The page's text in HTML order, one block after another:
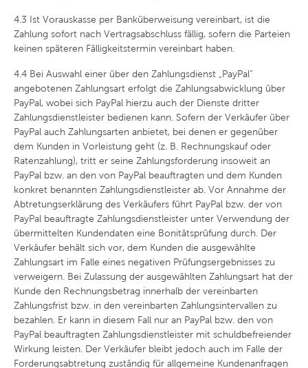
4.3 Ist Vorauskasse per Banküberweisung vereinbart, ist die
Zahlung sofort nach Vertragsabschluss fällig, sofern die Parteien
keinen späteren Fälligkeitstermin vereinbart haben.
4.4 Bei Auswahl einer über den Zahlungsdienst „PayPal“
angebotenen Zahlungsart erfolgt die Zahlungsabwicklung über
PayPal, wobei sich PayPal hierzu auch der Dienste dritter
Zahlungsdienstleister bedienen kann. Sofern der Verkäufer über
PayPal auch Zahlungsarten anbietet, bei denen er gegenüber
dem Kunden in Vorleistung geht (z. B. Rechnungskauf oder
Ratenzahlung), tritt er seine Zahlungsforderung insoweit an
PayPal bzw. an den von PayPal beauftragten und dem Kunden
konkret benannten Zahlungsdienstleister ab. Vor Annahme der
Abtretungserklärung des Verkäufers führt PayPal bzw. der von
PayPal beauftragte Zahlungsdienstleister unter Verwendung der
übermittelten Kundendaten eine Bonitätsprüfung durch. Der
Verkäufer behält sich vor, dem Kunden die ausgewählte
Zahlungsart im Falle eines negativen Prüfungsergebnisses zu
verweigern. Bei Zulassung der ausgewählten Zahlungsart hat der
Kunde den Rechnungsbetrag innerhalb der vereinbarten
Zahlungsfrist bzw. in den vereinbarten Zahlungsintervallen zu
bezahlen. Er kann in diesem Fall nur an PayPal bzw. den von
PayPal beauftragten Zahlungsdienstleister mit schuldbefreiender
Wirkung leisten. Der Verkäufer bleibt jedoch auch im Falle der
Forderungsabtretung zuständig für allgemeine Kundenanfragen